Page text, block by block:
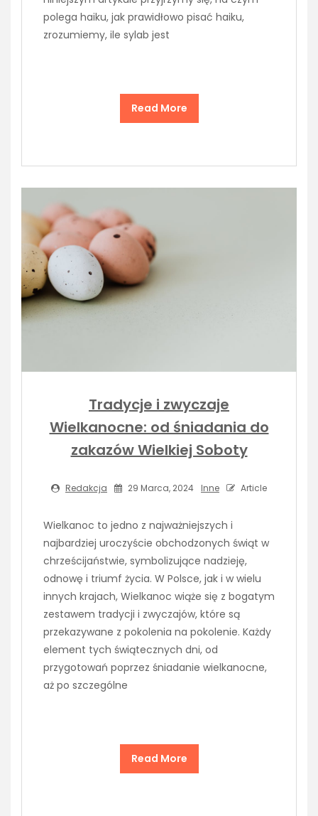
polega haiku, jak prawidłowo pisać haiku,
zrozumiemy, ile sylab jest
Read More
Tradycje i zwyczaje
Wielkanocne: od śniadania do
zakazów Wielkiej Soboty
Redakcja 29 Marca, 2024 Inne Article
Wielkanoc to jedno z najważniejszych i
najbardziej uroczyście obchodzonych świąt w
chrześcijaństwie, symbolizujące nadzieję,
odnowę i triumf życia. W Polsce, jak i w wielu
innych krajach, Wielkanoc wiąże się z bogatym
zestawem tradycji i zwyczajów, które są
przekazywane z pokolenia na pokolenie. Każdy
element tych świątecznych dni, od
przygotowań poprzez śniadanie wielkanocne,
aż po szczególne
Read More